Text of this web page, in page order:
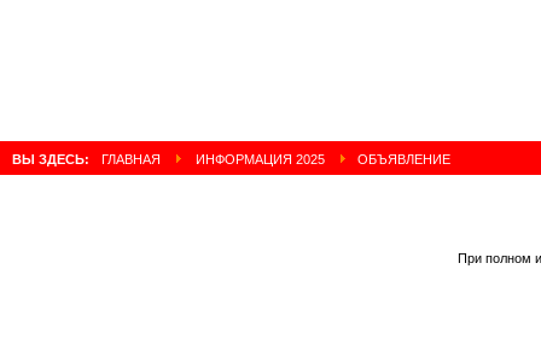
ВЫ ЗДЕСЬ: ГЛАВНАЯ ИНФОРМАЦИЯ 2025 ОБЪЯВЛЕНИЕ
При полном